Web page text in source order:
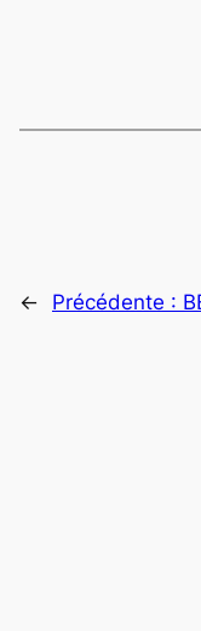
← Précédente :